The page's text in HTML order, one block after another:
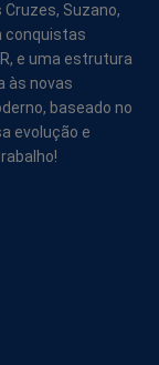
Suzano,
conquistas
e uma estrutura
às novas
baseado no
evolução e